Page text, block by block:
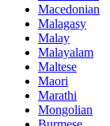
Macedonian
Malagasy
Malay
Malayalam
Maltese
Maori
Marathi
Mongolian